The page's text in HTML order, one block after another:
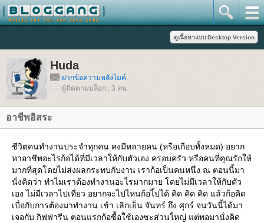
Huda
ฝากข้อความหลังไมค์
ผู้ติดตามบล็อก : 3 คน
อาชีพอิสระ
ชีวิตคนทำงานประจำทุกคน คงมีหลายคน (หรือเกือบทั้งหมด) อยาก
หาอาชีพอะไรก้อได้ที่มีเวลาให้กับตัวเอง ครอบครัว หรือคนที่คุณรักให้
มากที่สุดโดยไม่ส่งผลกระทบกับงาน เราก้อเป็นคนหนึ่ง ณ ตอนนี้มา
นั่งคิดว่า ทำไมเราต้องทำงานอะไรมากมาย โดยไม่มีเวลาให้กับตัว
เอง ไม่มีเวลาไปเที่ยว อยากจะไปไหนก้อไ้ปได้ คิด คิด คิด แล้วก้อคิด
เบื่อกับการต้องมาทำงาน เช้า เลิกเย็น จันทร์ ถึง ศุกร์ จนวันนี้ได้มา
เจอกับ กิฟฟารีน ตอนแรกก้อซื้อใช้เองซะส่วนใหญ่ แต่พอมานั่งคิด